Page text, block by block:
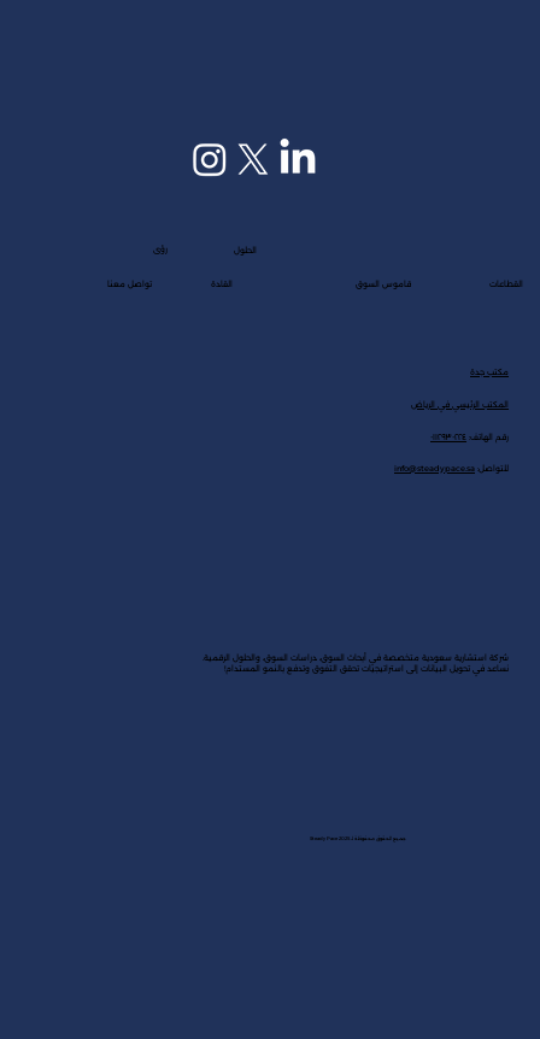
رؤى الحلول
تواصل معنا القادة قاموس السوق القطاعات
شركة استشارية سعودية متخصصة في أبحاث السوق، دراسات السوق، والحلول الرقمية.
نساعد في تحويل البيانات إلى استراتيجيات تحقق التفوق وتدفع بالنمو المستدام!
مكتب جدة
المكتب الرئيسي في الرياض
رقم الهاتف: ٠١١٢٩٣٠٢٢٤
للتواصل: info@steadypace.sa
جميع الحقوق محفوظة لـ Steady Pace 2025